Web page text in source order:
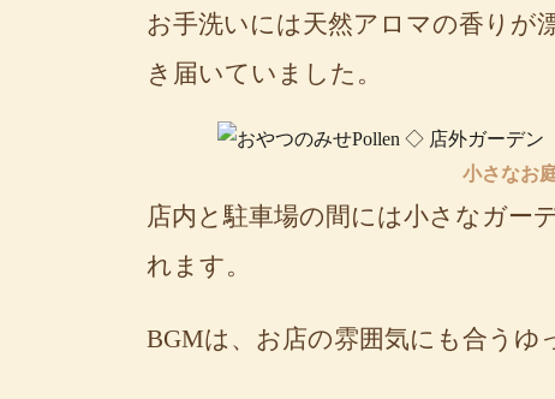
お手洗いには天然アロマの香りが
き届いていました。
小さなお
店内と駐車場の間には小さなガー
れます。
BGMは、お店の雰囲気にも合うゆ